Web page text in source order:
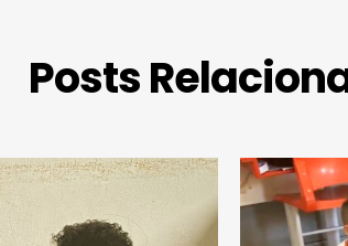
Posts